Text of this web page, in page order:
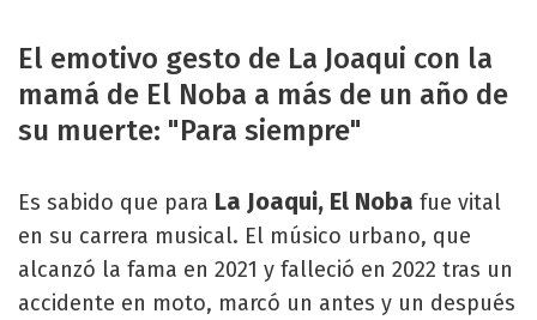
El emotivo gesto de La Joaqui con la
mamá de El Noba a más de un año de
su muerte: "Para siempre"
Es sabido que para La Joaqui, El Noba fue vital
en su carrera musical. El músico urbano, que
alcanzó la fama en 2021 y falleció en 2022 tras un
accidente en moto, marcó un antes y un después